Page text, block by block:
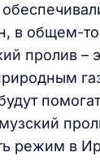
в общем-
пролив –
режим в